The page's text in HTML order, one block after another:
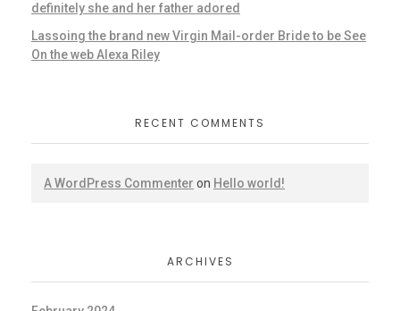
definitely she and her father adored
Lassoing the brand new Virgin Mail-order Bride to be See
On the web Alexa Riley
RECENT COMMENTS
A WordPress Commenter on Hello world!
ARCHIVES